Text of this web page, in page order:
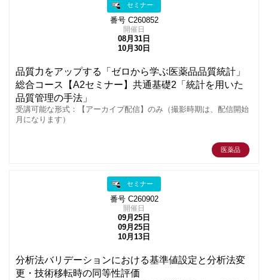
セミナー
番号 C260852
開催日
08月31日
10月30日
品質力をアップする「ゼロから学ぶ医薬品品質統計」
総合コース【A2セミナー】共通基礎2「統計を用いた
品質管理の手法」
受講可能な形式：【アーカイブ配信】のみ（撮影時期は、配信開始
月になります）
医薬品
セミナー
番号 C260902
開催日
09月25日
09月25日
10月13日
分析法バリデーションにおける基準値設定と分析法変
更・技術移転時の同等性評価